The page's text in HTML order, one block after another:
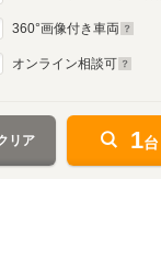
360°画像付き車両
オンライン相談可
リア 1